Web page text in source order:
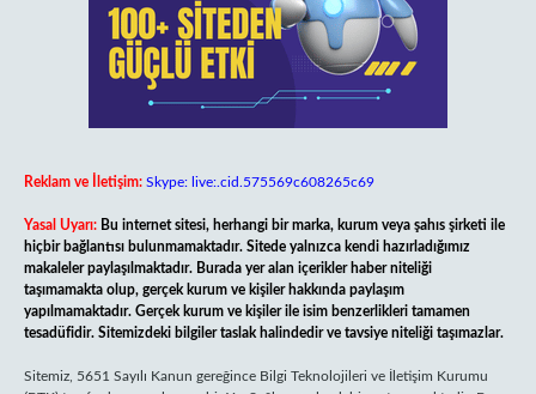
Reklam ve İletişim: Skype: live:.cid.575569c608265c69
Yasal Uyarı: Bu internet sitesi, herhangi bir marka, kurum veya şahıs şirketi ile
hiçbir bağlantısı bulunmamaktadır. Sitede yalnızca kendi hazırladığımız
makaleler paylaşılmaktadır. Burada yer alan içerikler haber niteliği
taşımamakta olup, gerçek kurum ve kişiler hakkında paylaşım
yapılmamaktadır. Gerçek kurum ve kişiler ile isim benzerlikleri tamamen
tesadüfidir. Sitemizdeki bilgiler taslak halindedir ve tavsiye niteliği taşımazlar.
Sitemiz, 5651 Sayılı Kanun gereğince Bilgi Teknolojileri ve İletişim Kurumu